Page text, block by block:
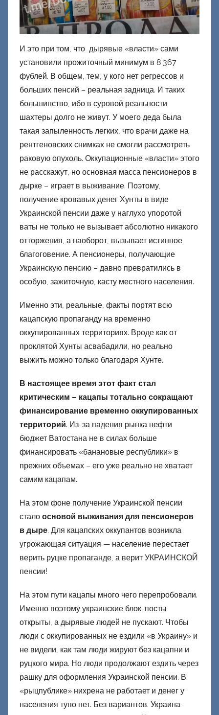
И это при том, что дырявые «власти» сами
установили прожиточный минимум в 8 367
фублей. В общем, тем, у кого нет регрессов и
больших пенсий – реальная задница. И таких
большинство, ибо в суровой реальности
шахтеры долго не живут. У моего деда была
такая запыленность легких, что врачи даже на
рентгеновских снимках не смогли рассмотреть
раковую опухоль. Оккупационные «власти» этого
не расскажут, но основная масса пенсионеров в
дырке – играет в выживание. Поэтому,
получение кровавых денег Хунты в виде
Украинской пенсии даже у наглухо упоротой
ваты не только не вызывает абсолютно никакого
отторжения, а наоборот, вызывает истинное
благоговение. А пенсионеры, получающие
Украинскую пенсию – давно превратились в
особую, зажиточную, касту местного населения.
Именно эти, реальные, факты портят всю
кацапскую пропаганду на временно
оккупированных территориях. Вроде как от
проклятой Хунты асвабадили, но реально
выжить можно только благодаря Хунте.
В настоящее время этот факт стал
критическим – кацапы тотально сокращают
финансирование временно оккупированных
территорий. Из-за падения рынка нефти
бюджет Ватостана не в силах больше
финансировать «банановые республики» в
прежних объемах – его уже реально не хватает
самим кацапам.
На этом фоне получение Украинской пенсии
стало основой выживания для пенсионеров
в дыре. Для кацапских оккупантов возникла
угрожающая ситуация — население перестает
верить руцке пропаганде, а верит УКРАИНСКОЙ
пенсии!
На этом пути кацапы много чего перепробовали.
Именно поэтому украинские блок-посты
открыты, а дырявые людей не пускают. Чтобы
люди с оккупированных не ездили «в Украину» и
не видели, как там люди жируют без кацапни и
руцкого мира. Но люди продолжают ездить через
рашку для оформления Украинской пенсии. В
«рыцпублике» нихрена не работает и денег у
населения тупо нет. Без вариантов. Украина